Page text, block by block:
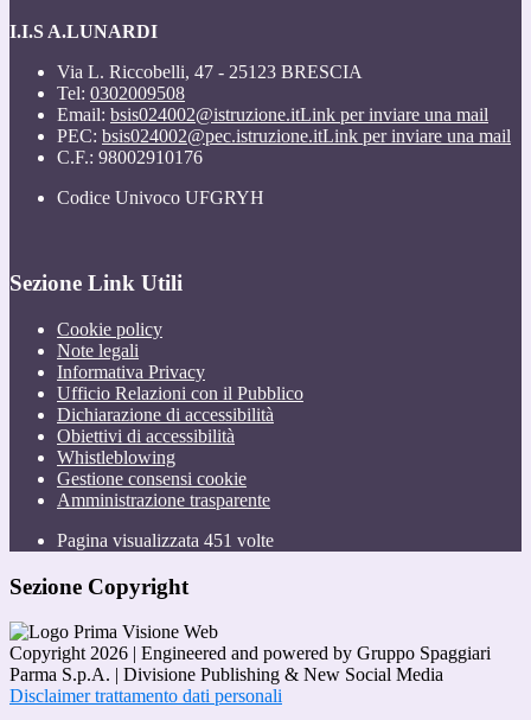
I.I.S A.LUNARDI
Via L. Riccobelli, 47 - 25123 BRESCIA
Tel: 0302009508
Email: bsis024002@istruzione.itLink per inviare una mail
PEC: bsis024002@pec.istruzione.itLink per inviare una mail
C.F.: 98002910176
Codice Univoco UFGRYH
Sezione Link Utili
Cookie policy
Note legali
Informativa Privacy
Ufficio Relazioni con il Pubblico
Dichiarazione di accessibilità
Obiettivi di accessibilità
Whistleblowing
Gestione consensi cookie
Amministrazione trasparente
Pagina visualizzata 451 volte
Sezione Copyright
Copyright 2026 | Engineered and powered by Gruppo Spaggiari
Parma S.p.A. | Divisione Publishing & New Social Media
Disclaimer trattamento dati personali